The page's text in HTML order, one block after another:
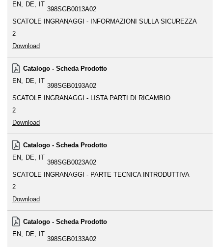
EN
DE IT
398SGB0013A02
SCATOLE INGRANAGGI - INFORMAZIONI SULLA SICUREZZA
2
Download
Catalogo - Scheda Prodotto
EN
DE IT
398SGB0193A02
SCATOLE INGRANAGGI - LISTA PARTI DI RICAMBIO
2
Download
Catalogo - Scheda Prodotto
EN
DE IT
398SGB0023A02
SCATOLE INGRANAGGI - PARTE TECNICA INTRODUTTIVA
2
Download
Catalogo - Scheda Prodotto
EN
DE IT
398SGB0133A02